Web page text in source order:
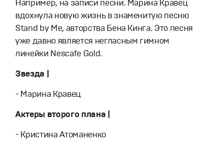
Например, на записи песни. Марина Кравец
вдохнула новую жизнь в знаменитую песню
Stand by Me, авторства Бена Кинга. Это песня
уже давно является негласным гимном
линейки Nescafe Gold.
Звезда |
- Марина Кравец
Актеры второго плана |
- Кристина Атоманенко